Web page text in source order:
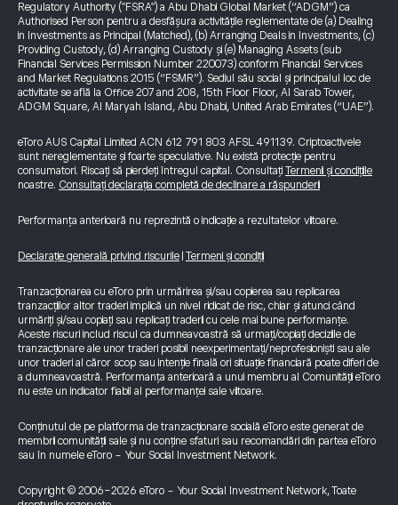
Regulatory Authority ("FSRA") a Abu Dhabi Global Market (“ADGM”) ca
Authorised Person pentru a desfășura activitățile reglementate de (a) Dealing
in Investments as Principal (Matched), (b) Arranging Deals in Investments, (c)
Providing Custody, (d) Arranging Custody și (e) Managing Assets (sub
Financial Services Permission Number 220073) conform Financial Services
and Market Regulations 2015 (“FSMR”). Sediul său social și principalul loc de
activitate se află la Office 207 and 208, 15th Floor Floor, Al Sarab Tower,
ADGM Square, Al Maryah Island, Abu Dhabi, United Arab Emirates (“UAE”).
eToro AUS Capital Limited ACN 612 791 803 AFSL 491139. Criptoactivele
sunt nereglementate și foarte speculative. Nu există protecție pentru
consumatori. Riscați să pierdeți întregul capital. Consultați Termenii și condițiile
noastre. Consultați declarația completă de declinare a răspunderii
Performanța anterioară nu reprezintă o indicație a rezultatelor viitoare.
Declarație generală privind riscurile Termeni și condiții
Tranzacționarea cu eToro prin urmărirea și/sau copierea sau replicarea
tranzacțiilor altor traderi implică un nivel ridicat de risc, chiar și atunci când
urmăriți și/sau copiați sau replicați traderii cu cele mai bune performanțe.
Aceste riscuri includ riscul ca dumneavoastră să urmați/copiați deciziile de
tranzacționare ale unor traderi posibil neexperimentați/neprofesioniști sau ale
unor traderi al căror scop sau intenție finală ori situație financiară poate diferi de
a dumneavoastră. Performanța anterioară a unui membru al Comunității eToro
nu este un indicator fiabil al performanței sale viitoare.
Conținutul de pe platforma de tranzacționare socială eToro este generat de
membrii comunității sale și nu conține sfaturi sau recomandări din partea eToro
sau în numele eToro - Your Social Investment Network.
Copyright © 2006-2026 eToro - Your Social Investment Network, Toate